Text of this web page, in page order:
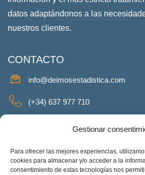
Gestionar
Para ofrecer las mejores experiencias,
cookies para almacenar y/o acceder a la
consentimiento de estas tecnologías nos
datos adaptándonos a las
nuestros clientes.
CONTACTO
info@deimosestadistica.com
(+34) 637 977 710